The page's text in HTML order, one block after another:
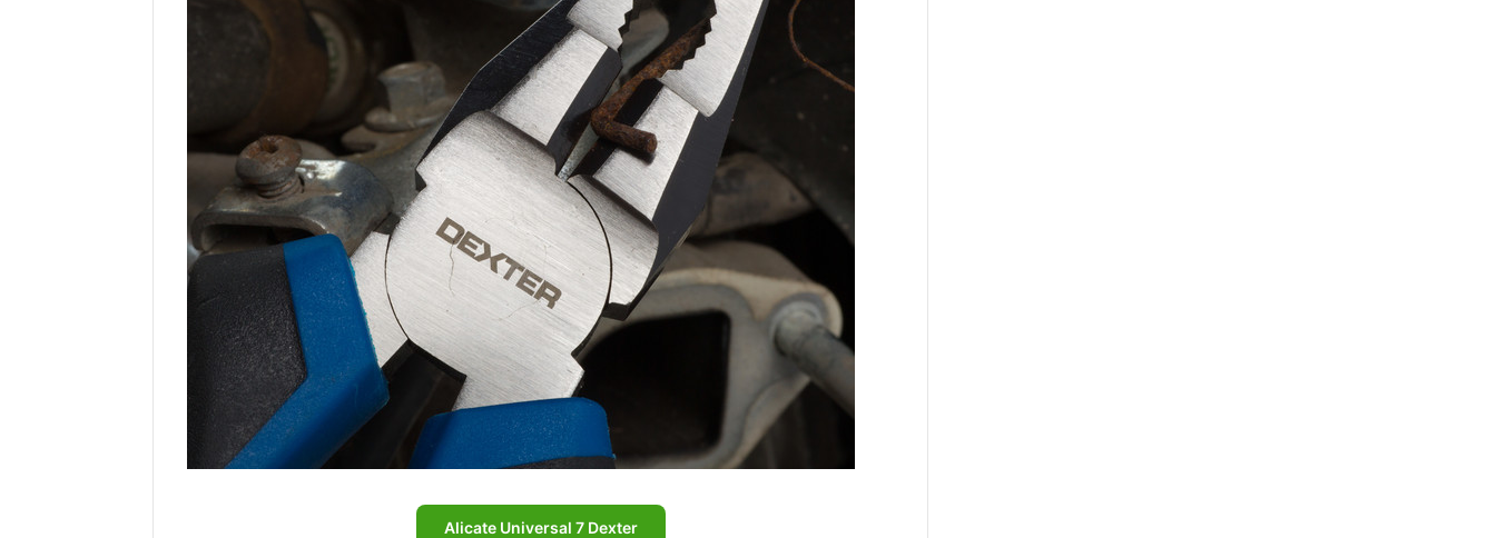
Alicate Universal 7 Dexter